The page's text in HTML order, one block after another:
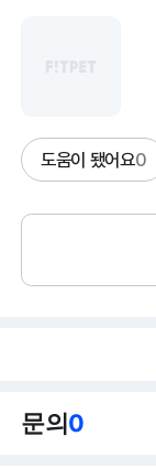
도움이 됐어요0
문의0